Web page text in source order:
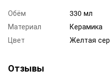
Обём
330 мл
Материал
Керамика
Цвет
Желтая
Отзывы